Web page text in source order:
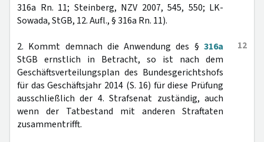
316a Rn. 11; Steinberg, NZV 2007, 545, 550; LK-
Sowada, StGB, 12. Aufl., § 316a Rn. 11).
12
2. Kommt demnach die Anwendung des § 316a
StGB ernstlich in Betracht, so ist nach dem
Geschäftsverteilungsplan des Bundesgerichtshofs
für das Geschäftsjahr 2014 (S. 16) für diese Prüfung
ausschließlich der 4. Strafsenat zuständig, auch
wenn der Tatbestand mit anderen Straftaten
zusammentrifft.